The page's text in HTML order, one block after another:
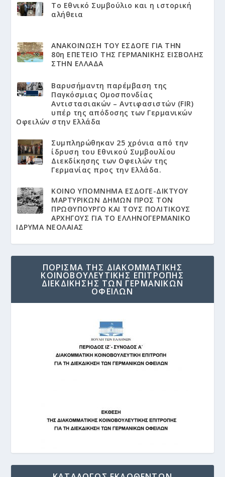
Το Εθνικό Συμβούλιο και η ιστορική
αλήθεια
ΑΝΑΚΟΙΝΩΣΗ ΤΟΥ ΕΣΔΟΓΕ ΓΙΑ ΤΗΝ
80η ΕΠΕΤΕΙΟ ΤΗΣ ΓΕΡΜΑΝΙΚΗΣ ΕΙΣΒΟΛΗΣ
ΣΤΗΝ ΕΛΛΑΔΑ
Βαρυσήμαντη παρέμβαση της
Παγκόσμιας Ομοσπονδίας
Αντιστασιακών – Αντιφασιστών (FIR)
υπέρ της απόδοσης των Γερμανικών
Οφειλών στην Ελλάδα
Συμπληρώθηκαν 25 χρόνια από την
ίδρυση του Εθνικού Συμβουλίου
Διεκδίκησης των Οφειλών της
Γερμανίας προς την Ελλάδα.
KΟΙΝΟ ΥΠΟΜΝΗΜΑ ΕΣΔΟΓΕ-ΔΙΚΤΥΟΥ
ΜΑΡΤΥΡΙΚΩΝ ΔΗΜΩΝ ΠΡΟΣ ΤΟΝ
ΠΡΩΘΥΠΟΥΡΓΟ ΚΑΙ ΤΟΥΣ ΠΟΛΙΤΙΚΟΥΣ
ΑΡΧΗΓΟΥΣ ΓΙΑ ΤΟ ΕΛΛΗΝΟΓΕΡΜΑΝΙΚΟ
ΙΔΡΥΜΑ ΝΕΟΛΑΙΑΣ
ΠΟΡΙΣΜΑ ΤΗΣ ΔΙΑΚΟΜΜΑΤΙΚΗΣ
ΚΟΙΝΟΒΟΥΛΕΥΤΙΚΗΣ ΕΠΙΤΡΟΠΗΣ
ΔΙΕΚΔΙΚΗΣΗΣ ΤΩΝ ΓΕΡΜΑΝΙΚΩΝ
ΟΦΕΙΛΩΝ